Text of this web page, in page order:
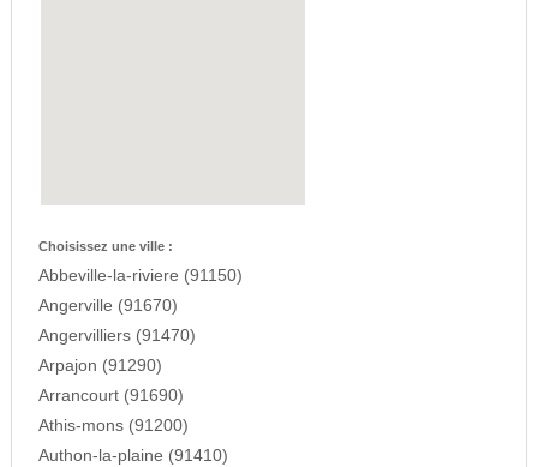
Choisissez une ville :
Abbeville-la-riviere (91150)
Angerville (91670)
Angervilliers (91470)
Arpajon (91290)
Arrancourt (91690)
Athis-mons (91200)
Authon-la-plaine (91410)